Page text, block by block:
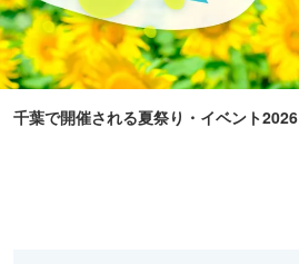
千葉で開催される夏祭り・イベント2026